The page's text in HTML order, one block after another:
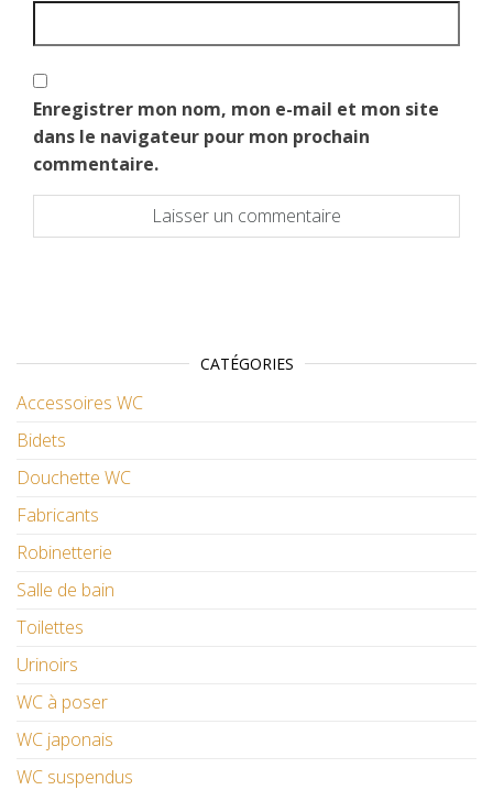
Enregistrer mon nom, mon e-mail et mon site
dans le navigateur pour mon prochain
commentaire.
CATÉGORIES
Accessoires WC
Bidets
Douchette WC
Fabricants
Robinetterie
Salle de bain
Toilettes
Urinoirs
WC à poser
WC japonais
WC suspendus